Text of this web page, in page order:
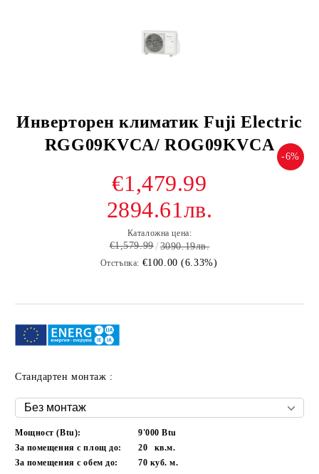
Инверторен климатик Fuji Electric
RGG09KVCA/ ROG09KVCA
-6%
€1,479.99
2894.61лв.
Каталожна цена:
€1,579.99 3090.19лв.
Отстъпка: €100.00 (6.33%)
Стандартен монтаж :
Мощност (Btu):
9'000 Btu
За помещения с площ до:
20
кв.м.
За помещения с обем до:
70 куб. м.